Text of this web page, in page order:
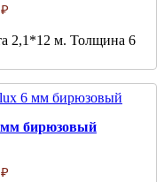
2,1*12 м. Толщина 6
мм бирюзовый